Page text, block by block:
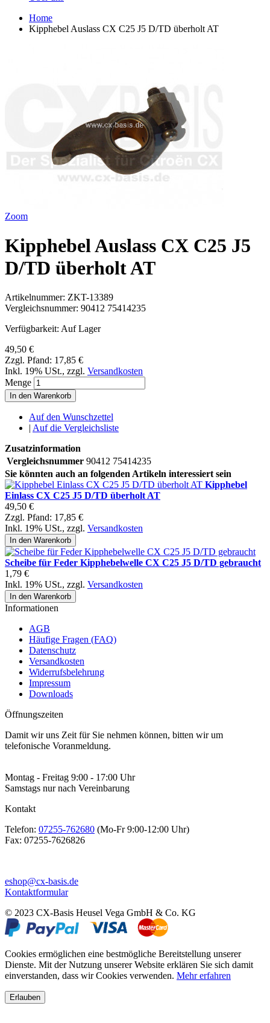
Home
Kipphebel Auslass CX C25 J5 D/TD überholt AT
Zoom
Kipphebel Auslass CX C25 J5
D/TD überholt AT
Artikelnummer: ZKT-13389
Vergleichsnummer: 90412 75414235
Verfügbarkeit: Auf Lager
49,50 €
Zzgl. Pfand: 17,85 €
Inkl. 19% USt., zzgl. Versandkosten
Menge
In den Warenkorb
Auf den Wunschzettel
| Auf die Vergleichsliste
Zusatzinformation
Vergleichsnummer 90412 75414235
Sie könnten auch an folgenden Artikeln interessiert sein
Kipphebel
Einlass CX C25 J5 D/TD überholt AT
49,50 €
Zzgl. Pfand: 17,85 €
Inkl. 19% USt., zzgl. Versandkosten
In den Warenkorb
Scheibe für Feder Kipphebelwelle CX C25 J5 D/TD gebraucht
1,79 €
Inkl. 19% USt., zzgl. Versandkosten
In den Warenkorb
Informationen
AGB
Häufige Fragen (FAQ)
Datenschutz
Versandkosten
Widerrufsbelehrung
Impressum
Downloads
Öffnungszeiten
Damit wir uns Zeit für Sie nehmen können, bitten wir um
telefonische Voranmeldung.
Montag - Freitag 9:00 - 17:00 Uhr
Samstags nur nach Vereinbarung
Kontakt
Telefon: 07255-762680 (Mo-Fr 9:00-12:00 Uhr)
Fax: 07255-7626826
eshop@cx-basis.de
Kontaktformular
© 2023 CX-Basis Heusel Vega GmbH & Co. KG
Cookies ermöglichen eine bestmögliche Bereitstellung unserer
Dienste. Mit der Nutzung unserer Website erklären Sie sich damit
einverstanden, dass wir Cookies verwenden. Mehr erfahren
Erlauben